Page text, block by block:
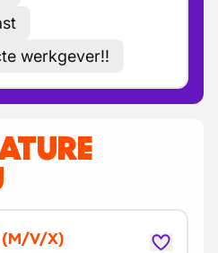
werkgever!!
(M/V/X)